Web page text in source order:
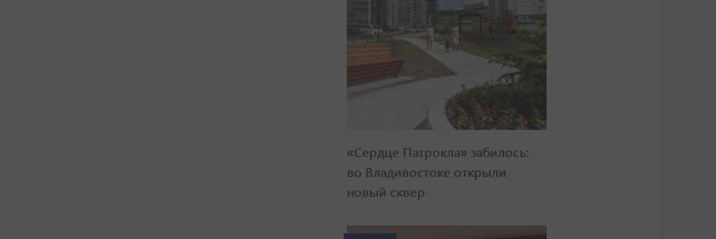
«Сердце Патрокла» забилось:
во Владивостоке открыли
новый сквер